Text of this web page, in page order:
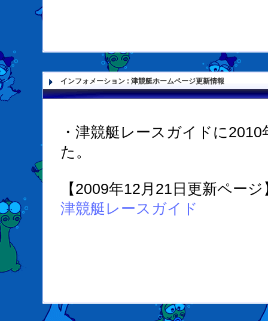
インフォメーション : 津競艇ホームページ更新情報
・津競艇レースガイドに
た。
【2009年12月21日更新ページ
津競艇レースガイド